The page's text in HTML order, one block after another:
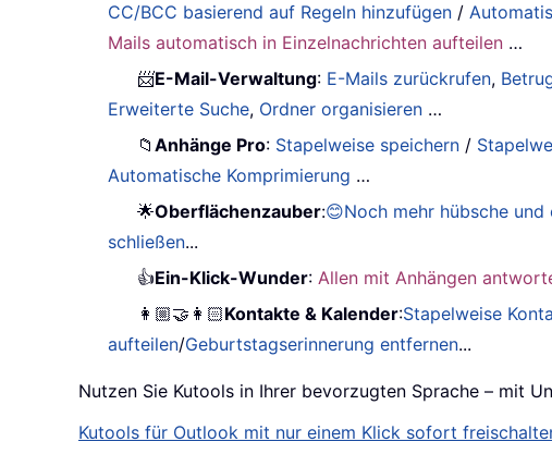
CC/BCC basierend auf Regeln hinzufügen /
Mails automatisch in Einzelnachrichten aufteilen …
📨E-Mail-Verwaltung: E-Mails zurückrufen,
Erweiterte Suche, Ordner organisieren …
📁Anhänge Pro: Stapelweise speichern /
Automatische Komprimierung …
🌟Oberflächenzauber:😊Noch mehr hübsche und
schließen...
👍Ein-Klick-Wunder:Allen mit Anhängen
👩🏼‍🤝‍👩🏻Kontakte & Kalender:Stapelweise
aufteilen/Geburtstagserinnerung entfernen...
Nutzen Sie Kutools in Ihrer bevorzugten Sprache – mit
Kutools für Outlook mit nur einem Klick sofort